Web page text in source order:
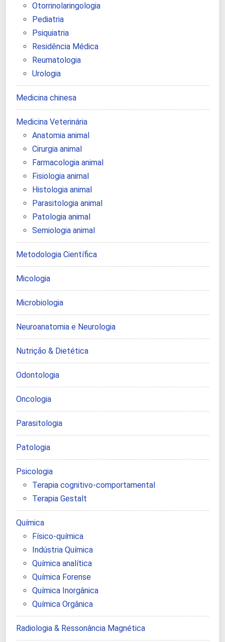
Otorrinolaringologia
Pediatria
Psiquiatria
Residência Médica
Reumatologia
Urologia
Medicina chinesa
Medicina Veterinária
Anatomia animal
Cirurgia animal
Farmacologia animal
Fisiologia animal
Histologia animal
Parasitologia animal
Patologia animal
Semiologia animal
Metodologia Científica
Micologia
Microbiologia
Neuroanatomia e Neurologia
Nutrição & Dietética
Odontologia
Oncologia
Parasitologia
Patologia
Psicologia
Terapia cognitivo-comportamental
Terapia Gestalt
Química
Físico-química
Indústria Química
Química analítica
Química Forense
Química Inorgânica
Química Orgânica
Radiologia & Ressonância Magnética